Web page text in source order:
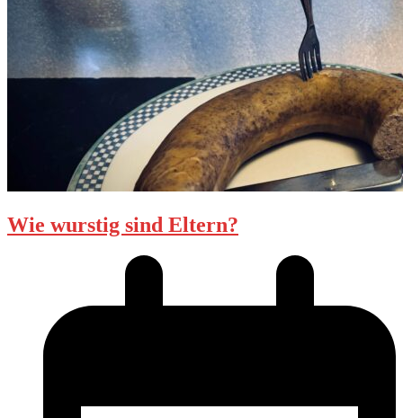
Wie wurstig sind Eltern?